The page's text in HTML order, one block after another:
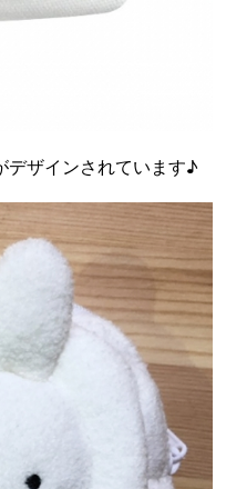
デザインされています♪